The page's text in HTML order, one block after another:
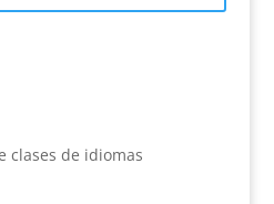
clases de idiomas